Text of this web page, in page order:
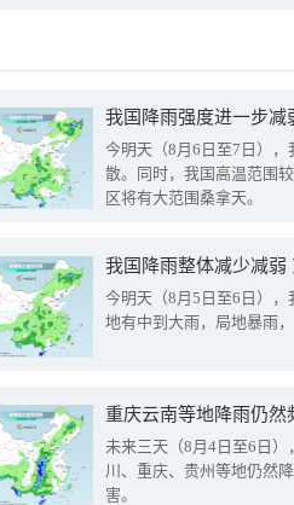
今明天（8月6日至7日）
散。同时，我国高温范围
区将有大范围桑拿天。
我国降雨整体减少减弱
今明天（8月5日至6日）
地有中到大雨，局地暴雨
重庆云南等地降雨仍然
未来三天（8月4日至6日
川、重庆、贵州等地仍然
害。